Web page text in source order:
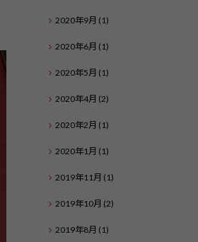
2020年9月 (1)
2020年6月 (1)
2020年5月 (1)
2020年4月 (2)
2020年2月 (1)
2020年1月 (1)
2019年11月 (1)
2019年10月 (2)
2019年8月 (1)